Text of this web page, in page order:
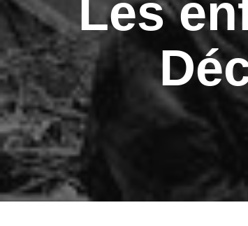
Les